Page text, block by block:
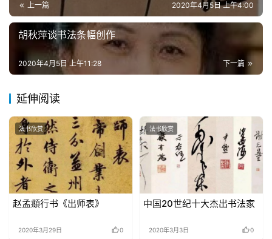
上一篇 2020年4月5日 上午4:00
胡秋萍谈书法条幅创作
下一篇
2020年4月5日 上午11:28
延伸阅读
法书欣赏
赵孟頫行书《出师表》
2020年3月29日 0
法书欣赏
中国20世纪十大杰出书法家
2020年3月3日 0